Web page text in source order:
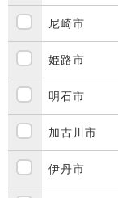
尼崎市
姫路市
明石市
加古川市
伊丹市